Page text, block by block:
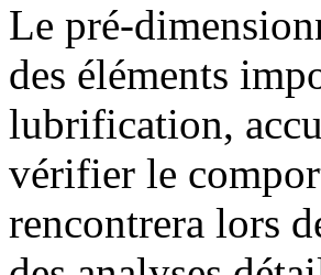
Le pré-
des éléments
lubrification,
vérifier le
rencontrera lors